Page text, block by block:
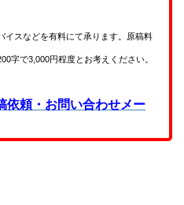
イスなどを有料にて承ります。原稿料
字で3,000円程度とお考えください。
依頼・お問い合わせメー